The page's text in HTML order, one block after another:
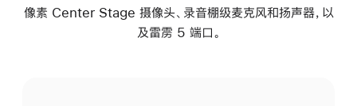
像素 Center Stage 摄像头、录音棚级麦克风和扬声器，以
及雷雳 5 端口。